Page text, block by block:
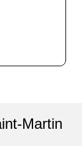
Martin